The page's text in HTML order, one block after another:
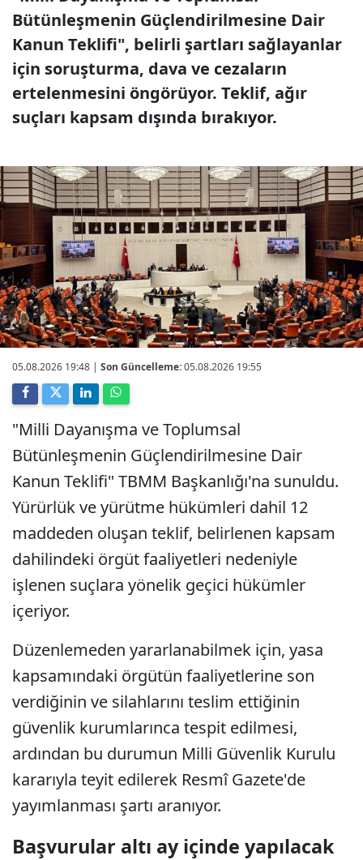
Bütünleşmenin Güçlendirilmesine Dair
Kanun Teklifi", belirli şartları sağlayanlar
için soruşturma, dava ve cezaların
ertelenmesini öngörüyor. Teklif, ağır
suçları kapsam dışında bırakıyor.
05.08.2026 19:48 | Son Güncelleme:05.08.2026 19:55
"Milli Dayanışma ve Toplumsal
Bütünleşmenin Güçlendirilmesine Dair
Kanun Teklifi" TBMM Başkanlığı'na sunuldu.
Yürürlük ve yürütme hükümleri dahil 12
maddeden oluşan teklif, belirlenen kapsam
dahilindeki örgüt faaliyetleri nedeniyle
işlenen suçlara yönelik geçici hükümler
içeriyor.
Düzenlemeden yararlanabilmek için, yasa
kapsamındaki örgütün faaliyetlerine son
verdiğinin ve silahlarını teslim ettiğinin
güvenlik kurumlarınca tespit edilmesi,
ardından bu durumun Milli Güvenlik Kurulu
kararıyla teyit edilerek Resmî Gazete'de
yayımlanması şartı aranıyor.
Başvurular altı ay içinde yapılacak